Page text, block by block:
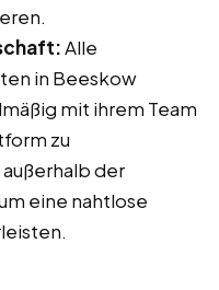
Alle
in Beeskow
mit ihrem Team
zu
der
eine nahtlose